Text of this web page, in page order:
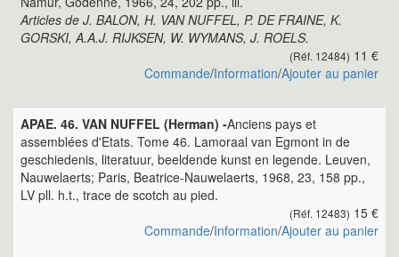
Articles de J. BALON, H. VAN NUFFEL, P. DE FRAINE, K.
GORSKI, A.A.J. RIJKSEN, W. WYMANS, J. ROELS.
(Réf. 12484) 11 €
Commande/Information/Ajouter au panier
APAE. 46. VAN NUFFEL (Herman) -Anciens pays et
assemblées d'Etats. Tome 46. Lamoraal van Egmont in de
geschiedenis, literatuur, beeldende kunst en legende. Leuven,
Nauwelaerts; Paris, Beatrice-Nauwelaerts, 1968, 23, 158 pp.,
LV pll. h.t., trace de scotch au pied.
(Réf. 12483) 15 €
Commande/Information/Ajouter au panier